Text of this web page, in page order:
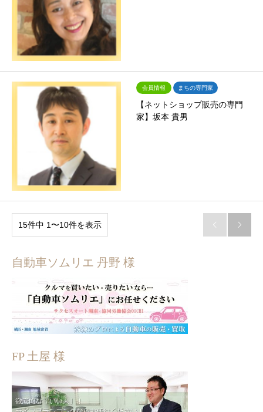
会員情報 まちの専門家
【ネットショップ販売の専門
家】坂本 貴男
15件中 1〜10件を表示  
自動車ソムリエ 丹野 様
FP 土屋 様